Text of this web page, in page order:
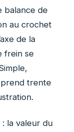
balance de
au crochet
de la
frein se
trente
la valeur du